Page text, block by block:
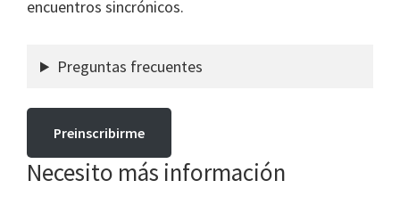
encuentros sincrónicos.
Preguntas frecuentes
Preinscribirme
Necesito más información